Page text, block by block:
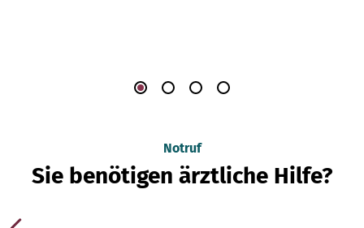
Notruf
Sie benötigen ärztliche Hilfe?